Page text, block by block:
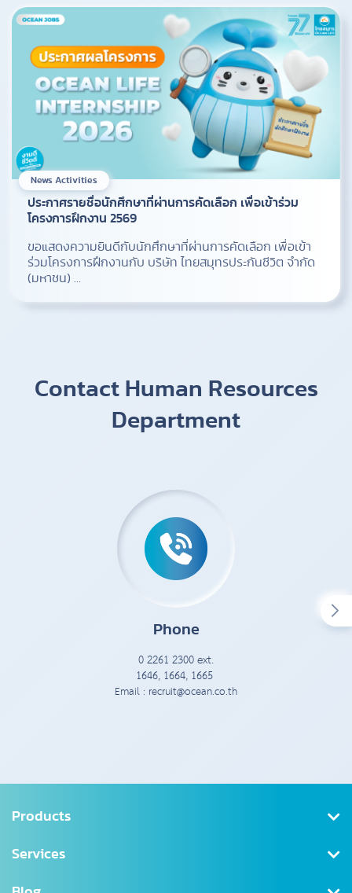
News Activities
ประกาศรายชื่อนักศึกษาที่ผ่านการคัดเลือก เพื่อเข้าร่วม
โครงการฝึกงาน 2569
ขอแสดงความยินดีกับนักศึกษาที่ผ่านการคัดเลือก เพื่อเข้า
ร่วมโครงการฝึกงานกับ บริษัท ไทยสมุทรประกันชีวิต จำกัด
(มหาชน) …
Contact Human Resources
Department
Phone
0 2261 2300 ext.
1646, 1664, 1665
Email : recruit@ocean.co.th
Products
Health Insurance
Services
Register/Log in